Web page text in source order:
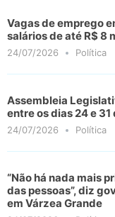
Vagas de emprego
salários de até R$ 8
24/07/2026 Política
Assembleia
entre os dias 24 e 31
24/07/2026 Política
“Não há nada mais
das pessoas”, diz
em Várzea Grande